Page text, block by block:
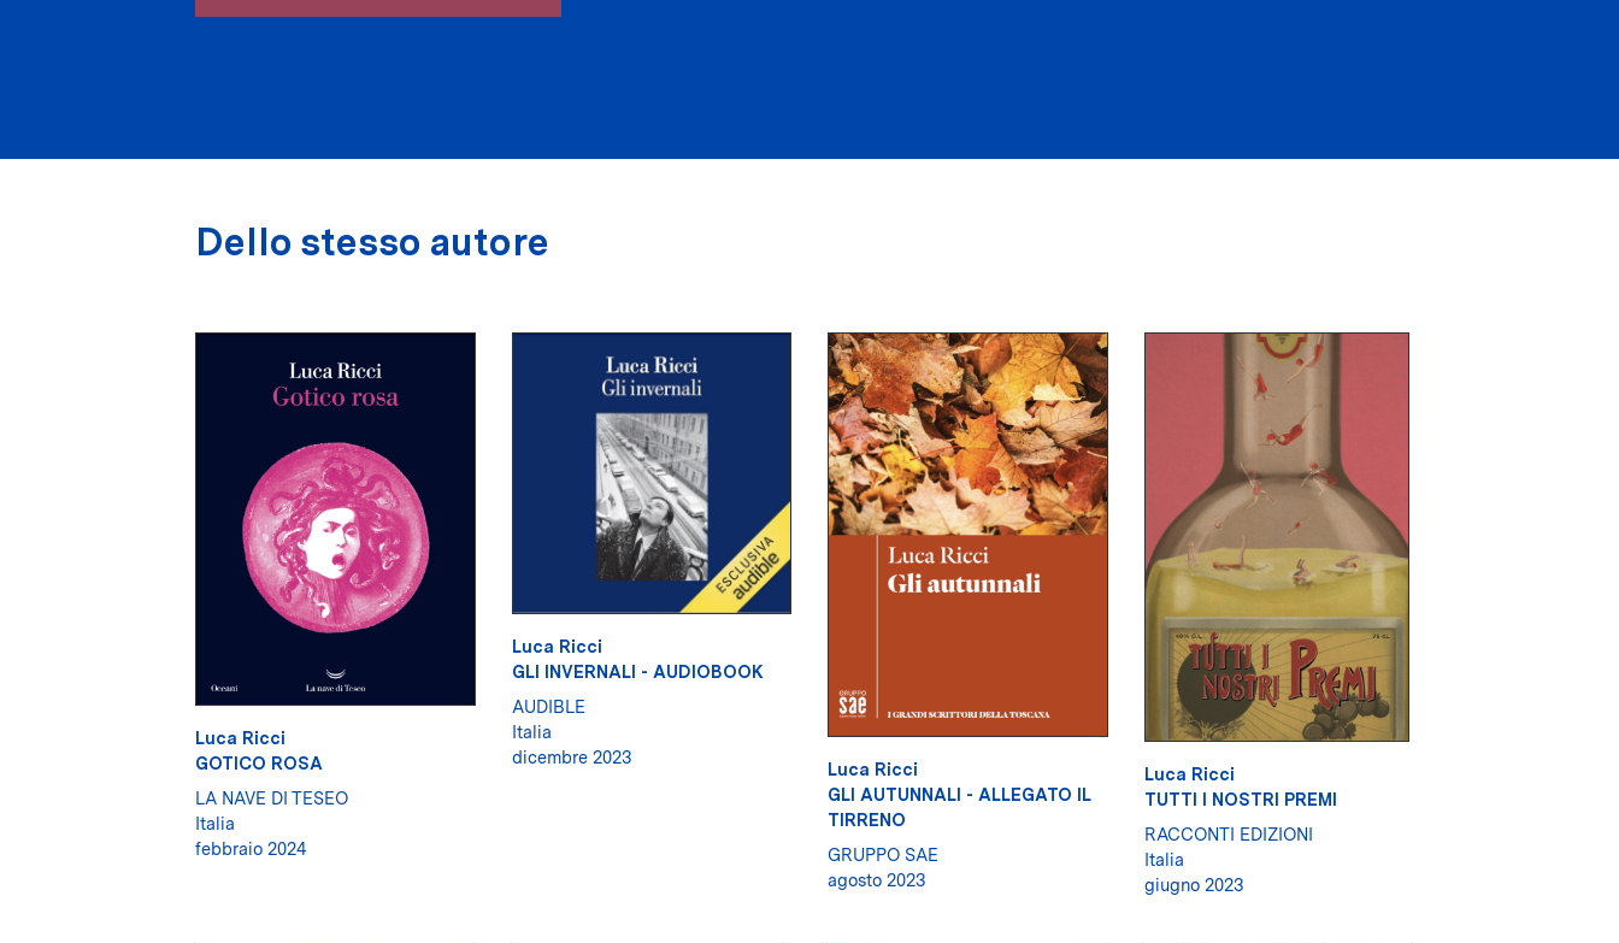
Dello stesso autore
Luca Ricci
GOTICO ROSA
LA NAVE DI TESEO
Italia
febbraio 2024
Luca Ricci
GLI INVERNALI - AUDIOBOOK
AUDIBLE
Italia
dicembre 2023
Luca Ricci
GLI AUTUNNALI - ALLEGATO IL
TIRRENO
GRUPPO SAE
agosto 2023
Luca Ricci
TUTTI I NOSTRI PREMI
RACCONTI EDIZIONI
Italia
giugno 2023